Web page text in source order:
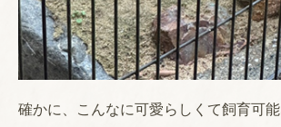
確かに、こんなに可愛らしくて飼育可能